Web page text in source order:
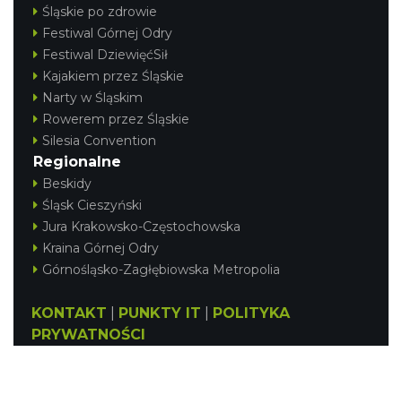
Śląskie po zdrowie
Festiwal Górnej Odry
Festiwal DziewięćSił
Kajakiem przez Śląskie
Narty w Śląskim
Rowerem przez Śląskie
Silesia Convention
Regionalne
Beskidy
Śląsk Cieszyński
Jura Krakowsko-Częstochowska
Kraina Górnej Odry
Górnośląsko-Zagłębiowska Metropolia
KONTAKT PUNKTY IT
POLITYKA
PRYWATNOŚCI